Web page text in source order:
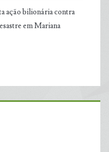
ação bilionária contra
em Mariana